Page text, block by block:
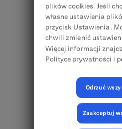
w wyspecjalizowanych
branżowych i znają
rynku i Twojego
gotowi podzielić się z
i rozwiązaniami, które
w danym sektorze.
Bądźmy w
Skontaktuj się
plików cookies. Jeśli
własne ustawienia
przycisk Ustawienia.
chwili zmienić
Więcej informacji
Polityce prywatności i
Odrzuć
Zaakceptuj